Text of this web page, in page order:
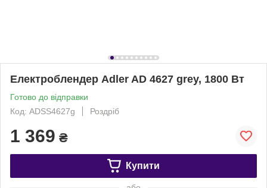
Електроблендер Adler AD 4627 grey, 1800 Вт
Готово до відправки
Код: ADSS4627g
Роздріб
1 369 ₴
Купити